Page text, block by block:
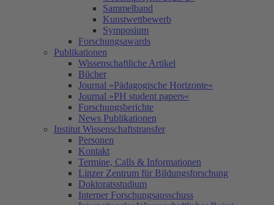
Sammelband
Kunstwettbewerb
Symposium
Forschungsawards
Publikationen
Wissenschaftliche Artikel
Bücher
Journal »Pädagogische Horizonte«
Journal »PH student papers«
Forschungsberichte
News Publikationen
Institut Wissenschaftstransfer
Personen
Kontakt
Termine, Calls & Informationen
Linzer Zentrum für Bildungsforschung
Doktoratsstudium
Interner Forschungsausschuss